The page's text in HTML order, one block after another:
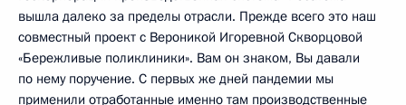
вышла далеко за пределы отрасли. Прежде всего это наш
совместный проект с Вероникой Игоревной Скворцовой
«Бережливые поликлиники». Вам он знаком, Вы давали
по нему поручение. С первых же дней пандемии мы
применили отработанные именно там производственные